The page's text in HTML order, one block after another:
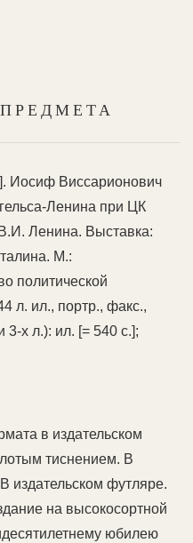
Иосиф Виссарионович
Ленина при ЦК
Ленина. Выставка:
М.:
политической
л. ил., портр., факс.,
3-х л.): ил. [= 540 с.];
в издательском
тиснением. В
издательском футляре.
на высокосортной
юбилею